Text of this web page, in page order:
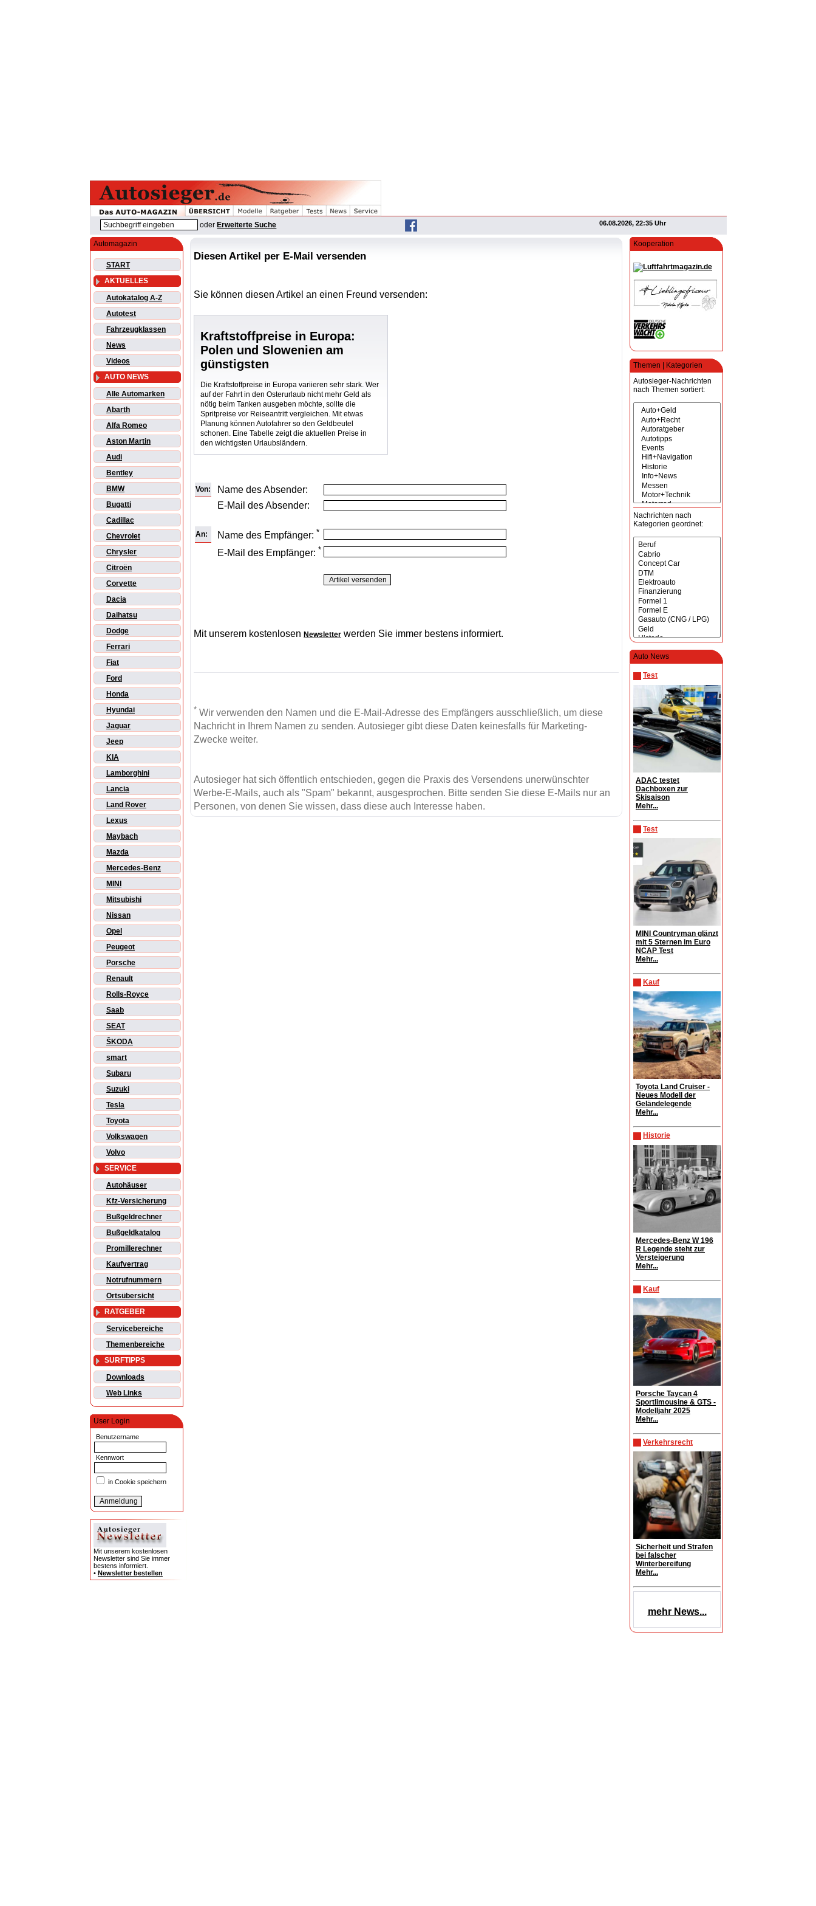
oder Erweiterte Suche 06.08.2026, 22:35 Uhr
Automagazin
START
AKTUELLES
Autokatalog A-Z
Autotest
Fahrzeugklassen
News
Videos
AUTO NEWS
Alle Automarken
Abarth
Alfa Romeo
Aston Martin
Audi
Bentley
BMW
Bugatti
Cadillac
Chevrolet
Chrysler
Citroën
Corvette
Dacia
Daihatsu
Dodge
Ferrari
Fiat
Ford
Honda
Hyundai
Jaguar
Jeep
KIA
Lamborghini
Lancia
Land Rover
Lexus
Maybach
Mazda
Mercedes-Benz
MINI
Mitsubishi
Nissan
Opel
Peugeot
Porsche
Renault
Rolls-Royce
Saab
SEAT
ŠKODA
smart
Subaru
Suzuki
Tesla
Toyota
Volkswagen
Volvo
SERVICE
Autohäuser
Kfz-Versicherung
Bußgeldrechner
Bußgeldkatalog
Promillerechner
Kaufvertrag
Notrufnummern
Ortsübersicht
RATGEBER
Servicebereiche
Themenbereiche
SURFTIPPS
Downloads
Web Links
User Login
Benutzername
Kennwort
in Cookie speichern
Mit unserem kostenlosen
Newsletter sind Sie immer
bestens informiert.
• Newsletter bestellen
Kooperation
Themen | Kategorien
Autosieger-Nachrichten
nach Themen sortiert:
Nachrichten nach
Kategorien geordnet:
Auto News
Test
ADAC testet
Dachboxen zur
Skisaison
Mehr...
Test
MINI Countryman glänzt
mit 5 Sternen im Euro
NCAP Test
Mehr...
Kauf
Toyota Land Cruiser -
Neues Modell der
Geländelegende
Mehr...
Historie
Mercedes-Benz W 196
R Legende steht zur
Versteigerung
Mehr...
Kauf
Porsche Taycan 4
Sportlimousine & GTS -
Modelljahr 2025
Mehr...
Verkehrsrecht
Sicherheit und Strafen
bei falscher
Winterbereifung
Mehr...
mehr News...
Diesen Artikel per E-Mail versenden
Sie können diesen Artikel an einen Freund versenden:
Kraftstoffpreise in Europa:
Polen und Slowenien am
günstigsten
Die Kraftstoffpreise in Europa variieren sehr stark. Wer
auf der Fahrt in den Osterurlaub nicht mehr Geld als
nötig beim Tanken ausgeben möchte, sollte die
Spritpreise vor Reiseantritt vergleichen. Mit etwas
Planung können Autofahrer so den Geldbeutel
schonen. Eine Tabelle zeigt die aktuellen Preise in
den wichtigsten Urlaubsländern.
Von:
Name des Absender:
E-Mail des Absender:
An: Name des Empfänger: *
E-Mail des Empfänger: *
Mit unserem kostenlosen Newsletter werden Sie immer bestens informiert.
* Wir verwenden den Namen und die E-Mail-Adresse des Empfängers ausschließlich, um diese
Nachricht in Ihrem Namen zu senden. Autosieger gibt diese Daten keinesfalls für Marketing-
Zwecke weiter.
Autosieger hat sich öffentlich entschieden, gegen die Praxis des Versendens unerwünschter
Werbe-E-Mails, auch als "Spam" bekannt, ausgesprochen. Bitte senden Sie diese E-Mails nur an
Personen, von denen Sie wissen, dass diese auch Interesse haben.